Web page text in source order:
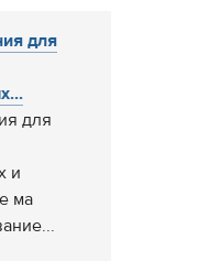
для
для
и
ма